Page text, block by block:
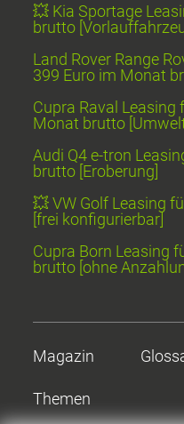
💥 Kia Sportage
brutto
Land Rover Range
399 Euro im Monat
Cupra Raval Leasing
Monat brutto
Audi Q4 e-tron
brutto [Eroberung]
💥 VW Golf Leasing
[frei konfigurierbar]
Cupra Born Leasing
brutto [ohne
Magazin
Themen